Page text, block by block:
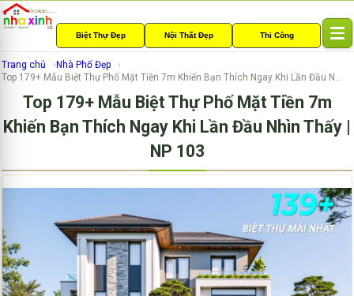
Biệt Thự Đẹp Nội Thất Đẹp Thi Công
l
e
n
g
a
t
n
Trang chủ
Nhà Phố Đẹp
Top 179+ Mẫu Biệt Thự Phố Mặt Tiền 7m Khiến Bạn Thích Ngay Khi Lần Đầu N...
Top 179+ Mẫu Biệt Thự Phố Mặt Tiền 7m
Khiến Bạn Thích Ngay Khi Lần Đầu Nhìn Thấy |
NP 103